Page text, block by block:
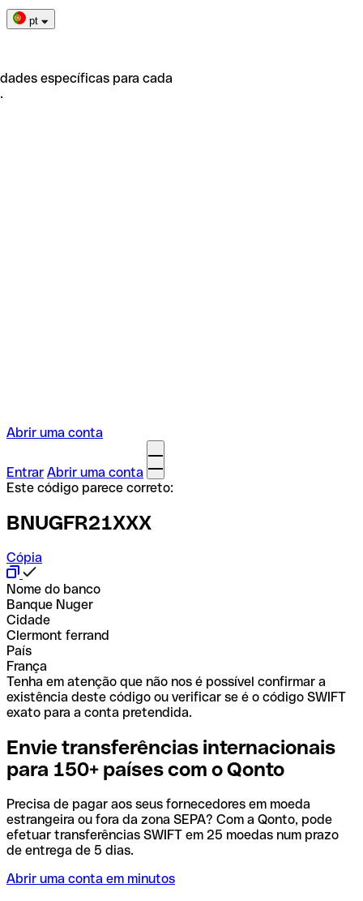
pt
específicas para cada
Abrir uma conta
Entrar Abrir uma conta
Este código parece correto:
BNUGFR21XXX
Cópia
Nome do banco
Banque Nuger
Cidade
Clermont ferrand
País
França
Tenha em atenção que não nos é possível confirmar a
existência deste código ou verificar se é o código SWIFT
exato para a conta pretendida.
Envie transferências internacionais
para 150+ países com o Qonto
Precisa de pagar aos seus fornecedores em moeda
estrangeira ou fora da zona SEPA? Com a Qonto, pode
efetuar transferências SWIFT em 25 moedas num prazo
de entrega de 5 dias.
Abrir uma conta em minutos